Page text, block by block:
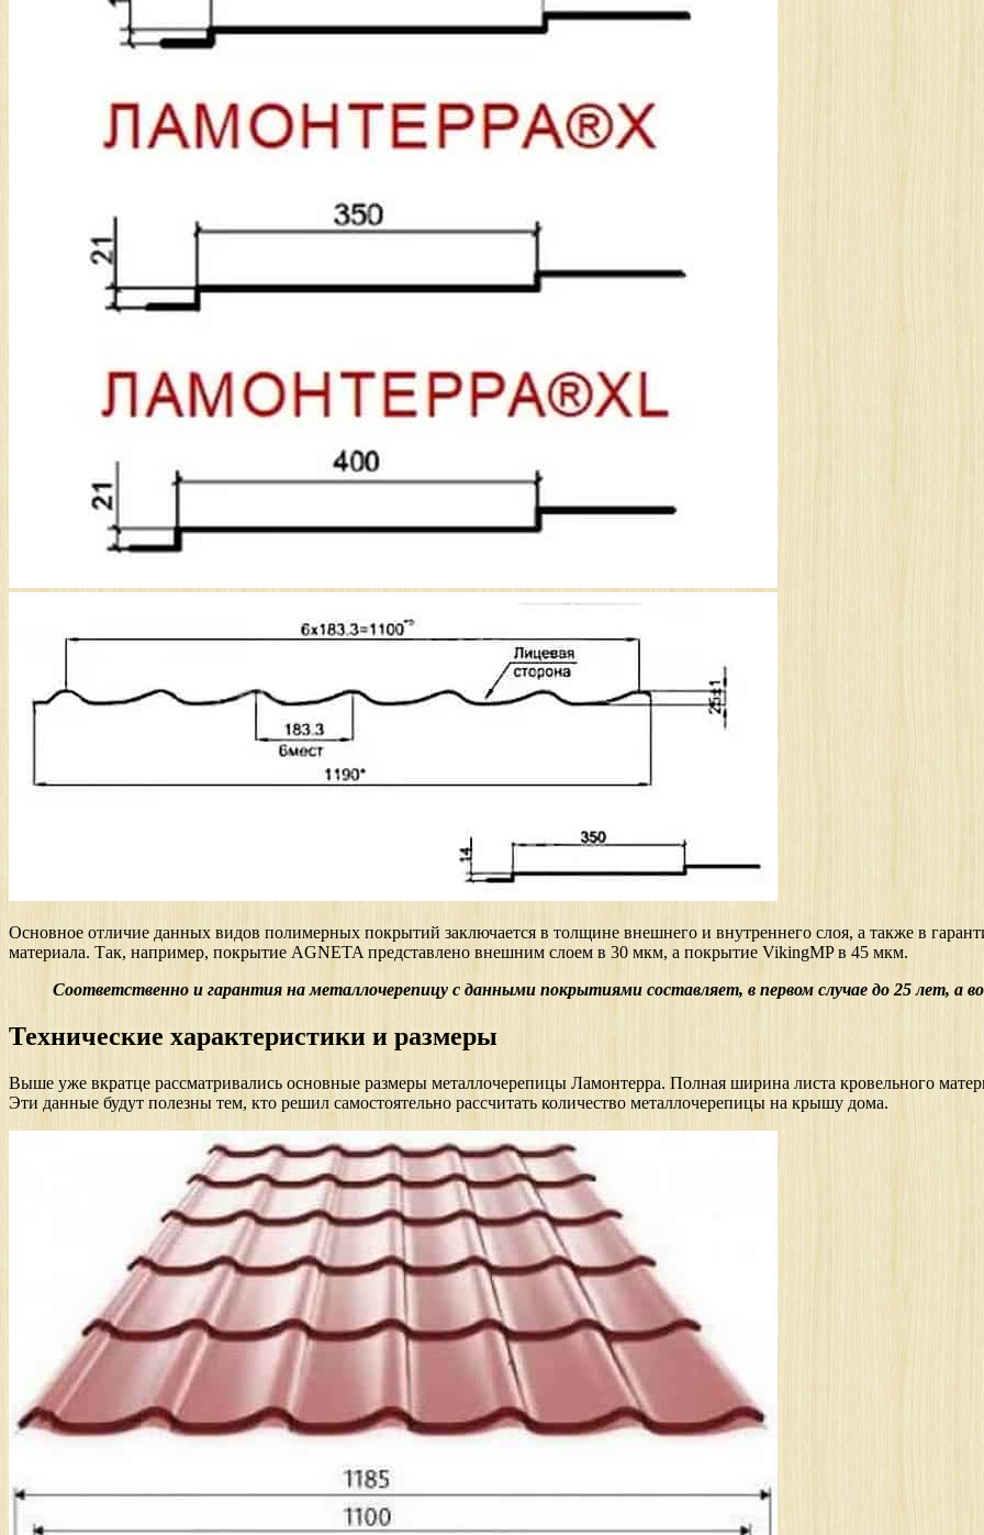
Основное отличие данных видов полимерных покрытий заключается в толщине внешнего и внутреннего слоя, а также в
материала. Так, например, покрытие AGNETA представлено внешним слоем в 30 мкм, а покрытие VikingMP в 45 мкм.
Соответственно и гарантия на металлочерепицу с данными покрытиями составляет, в первом случае до 25 лет, а
Технические характеристики и размеры
Выше уже вкратце рассматривались основные размеры металлочерепицы Ламонтерра. Полная ширина листа кровельного
Эти данные будут полезны тем, кто решил самостоятельно рассчитать количество металлочерепицы на крышу дома.